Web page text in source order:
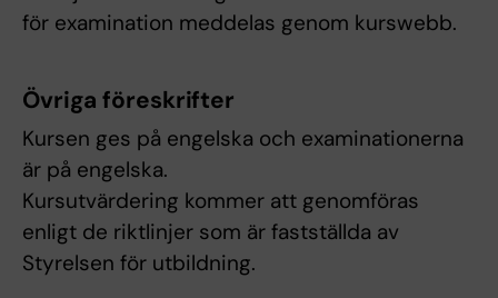
för examination meddelas genom kurswebb.
Övriga föreskrifter
Kursen ges på engelska och examinationerna
är på engelska.
Kursutvärdering kommer att genomföras
enligt de riktlinjer som är fastställda av
Styrelsen för utbildning.